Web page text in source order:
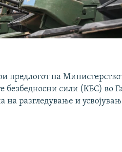
предлогот на
сили (КБС) во
на разгледување и